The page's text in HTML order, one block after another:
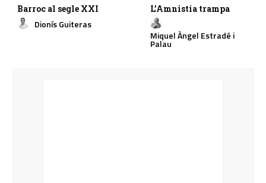
Barroc al segle XXI
Dionís Guiteras
L’Amnistia trampa
Miquel Àngel Estradé i
Palau